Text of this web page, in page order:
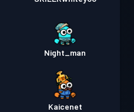
Night_man
Kaicenet